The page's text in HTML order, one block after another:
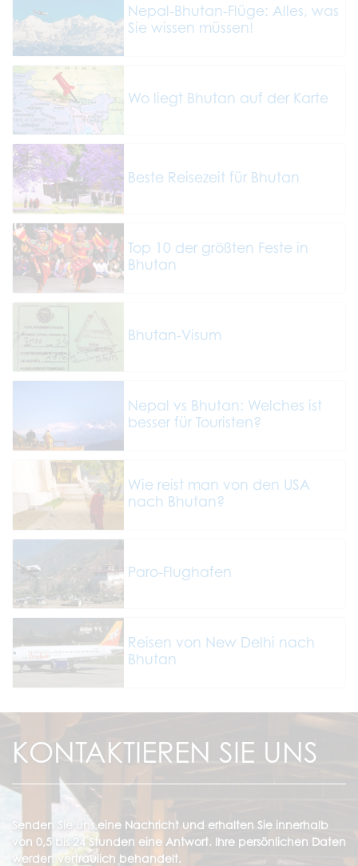
Nepal-Bhutan-Flüge: Alles, was
Sie wissen müssen!
Wo liegt Bhutan auf der Karte
Beste Reisezeit für Bhutan
Top 10 der größten Feste in
Bhutan
Bhutan-Visum
Nepal vs Bhutan: Welches ist
besser für Touristen?
Wie reist man von den USA
nach Bhutan?
Paro-Flughafen
Reisen von New Delhi nach
Bhutan
KONTAKTIEREN SIE UNS
Senden Sie uns eine Nachricht und erhalten Sie innerhalb
von 0,5 bis 24 Stunden eine Antwort. Ihre persönlichen Daten
werden vertraulich behandelt.